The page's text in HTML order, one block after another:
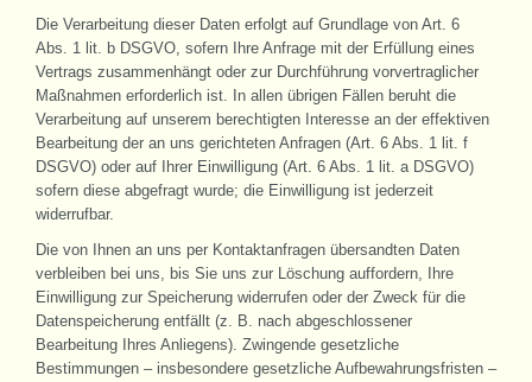
Die Verarbeitung dieser Daten erfolgt auf Grundlage von Art. 6
Abs. 1 lit. b DSGVO, sofern Ihre Anfrage mit der Erfüllung eines
Vertrags zusammenhängt oder zur Durchführung vorvertraglicher
Maßnahmen erforderlich ist. In allen übrigen Fällen beruht die
Verarbeitung auf unserem berechtigten Interesse an der effektiven
Bearbeitung der an uns gerichteten Anfragen (Art. 6 Abs. 1 lit. f
DSGVO) oder auf Ihrer Einwilligung (Art. 6 Abs. 1 lit. a DSGVO)
sofern diese abgefragt wurde; die Einwilligung ist jederzeit
widerrufbar.
Die von Ihnen an uns per Kontaktanfragen übersandten Daten
verbleiben bei uns, bis Sie uns zur Löschung auffordern, Ihre
Einwilligung zur Speicherung widerrufen oder der Zweck für die
Datenspeicherung entfällt (z. B. nach abgeschlossener
Bearbeitung Ihres Anliegens). Zwingende gesetzliche
Bestimmungen – insbesondere gesetzliche Aufbewahrungsfristen –